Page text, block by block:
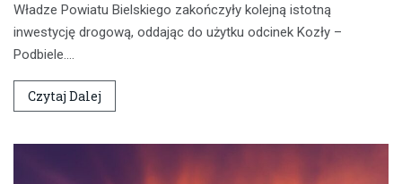
Władze Powiatu Bielskiego zakończyły kolejną istotną
inwestycję drogową, oddając do użytku odcinek Kozły –
Podbiele.…
Czytaj Dalej